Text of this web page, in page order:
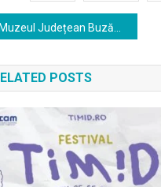
Muzeul Județean Buzău anunță organizarea programului cultural internațional Noaptea Europeană a Muzeelor, ediția din anul 2026, în data de 23 mai
POSTS